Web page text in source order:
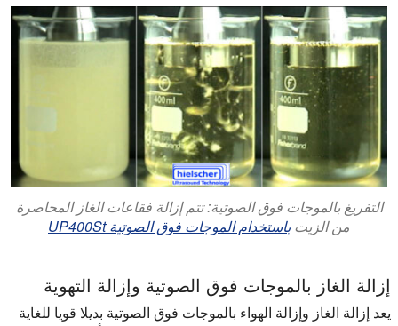
التفريغ بالموجات فوق الصوتية: تتم إزالة فقاعات الغاز المحاصرة
من الزيتباستخدام الموجات فوق الصوتية UP400St
إزالة الغاز بالموجات فوق الصوتية وإزالة التهوية
يعد إزالة الغاز وإزالة الهواء بالموجات فوق الصوتية بديلا قويا للغاية